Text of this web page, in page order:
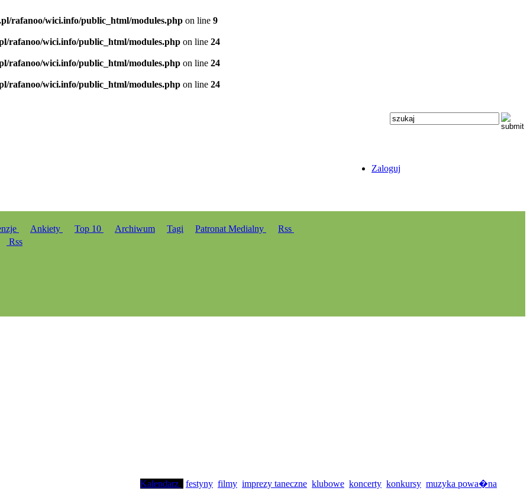
rafanoo/wici.info/public_html/modules.php on line 9
rafanoo/wici.info/public_html/modules.php on line 24
rafanoo/wici.info/public_html/modules.php on line 24
rafanoo/wici.info/public_html/modules.php on line 24
Zaloguj
Ankiety Top 10 Archiwum Tagi Patronat Medialny
Rss
Rss
Kalendarz festyny filmy imprezy taneczne klubowe koncerty konkursy muzyka powa�na